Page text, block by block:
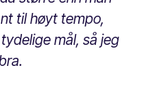
til høyt tempo,
mål, så jeg